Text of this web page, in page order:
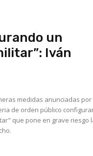
un
Iván
medidas anunciadas por
de orden público
que pone en grave riesgo